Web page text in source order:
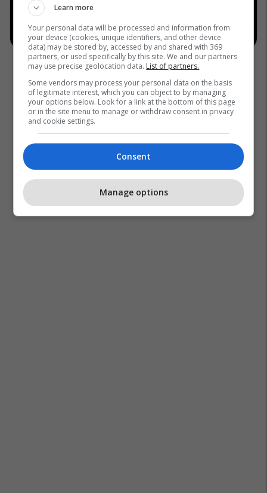
Learn more
Your personal data will be processed and information from
your device (cookies, unique identifiers, and other device
data) may be stored by, accessed by and shared with 369
partners, or used specifically by this site. We and our partners
may use precise geolocation data. List of partners.
Some vendors may process your personal data on the basis
of legitimate interest, which you can object to by managing
your options below. Look for a link at the bottom of this page
or in the site menu to manage or withdraw consent in privacy
and cookie settings.
Consent
Manage options